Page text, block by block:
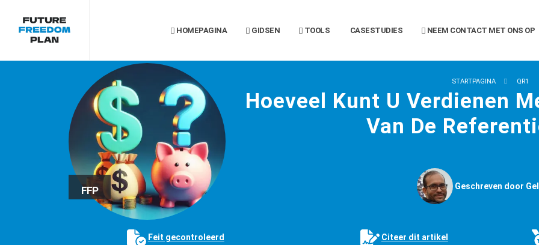
HOMEPAGINA GIDSEN TOOLS CASESTUDIES NEEM CONTACT MET ONS OP
FFP
STARTPAGINA QR1
Hoeveel Kunt U Verdienen
Van De
Geschreven door
Feit gecontroleerd Citeer dit artikel